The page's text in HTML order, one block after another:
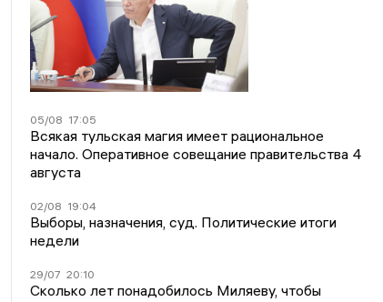
05/08 17:05
Всякая тульская магия имеет рациональное
начало. Оперативное совещание правительства 4
августа
02/08 19:04
Выборы, назначения, суд. Политические итоги
недели
29/07 20:10
Сколько лет понадобилось Миляеву, чтобы